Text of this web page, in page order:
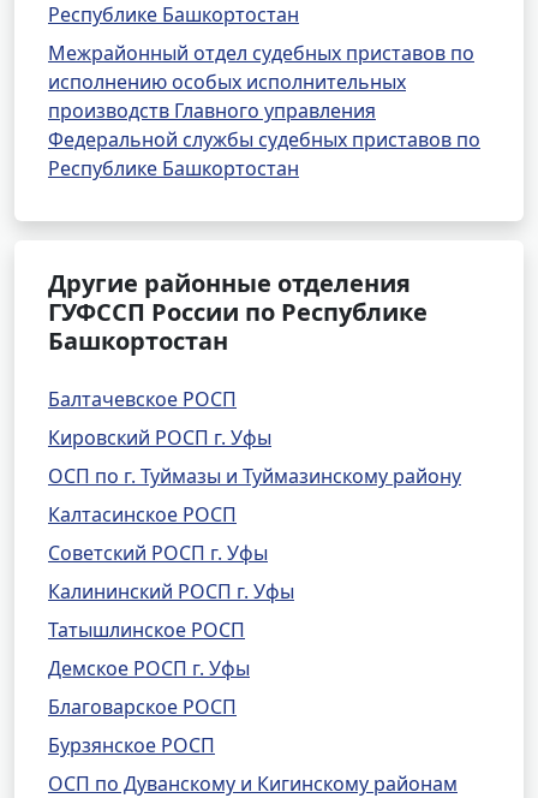
Республике Башкортостан
Межрайонный отдел судебных приставов по
исполнению особых исполнительных
производств Главного управления
Федеральной службы судебных приставов по
Республике Башкортостан
Другие районные отделения
ГУФССП России по Республике
Башкортостан
Балтачевское РОСП
Кировский РОСП г. Уфы
ОСП по г. Туймазы и Туймазинскому району
Калтасинское РОСП
Советский РОСП г. Уфы
Калининский РОСП г. Уфы
Татышлинское РОСП
Демское РОСП г. Уфы
Благоварское РОСП
Бурзянское РОСП
ОСП по Дуванскому и Кигинскому районам